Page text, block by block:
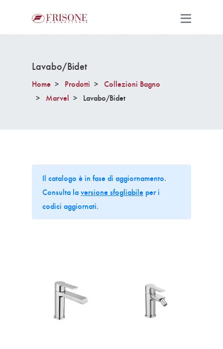
Lavabo/Bidet
Home Prodotti
Collezioni Bagno
Marvel
Lavabo/Bidet
Il catalogo è in fase di aggiornamento.
Consulta laversione sfogliabile per i
codici aggiornati.